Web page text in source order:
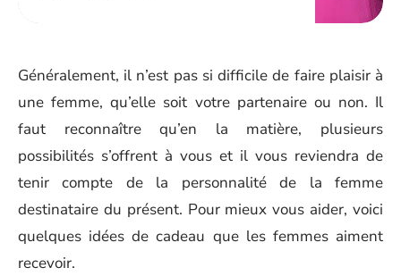
Généralement, il n’est pas si difficile de faire plaisir à
une femme, qu’elle soit votre partenaire ou non. Il
faut reconnaître qu’en la matière, plusieurs
possibilités s’offrent à vous et il vous reviendra de
tenir compte de la personnalité de la femme
destinataire du présent. Pour mieux vous aider, voici
quelques idées de cadeau que les femmes aiment
recevoir.